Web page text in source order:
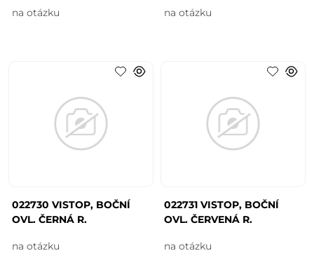
na otázku na otázku
022730 VISTOP, BOČNÍ
OVL. ČERNÁ R.
na otázku
022731 VISTOP, BOČNÍ
OVL. ČERVENÁ R.
na otázku